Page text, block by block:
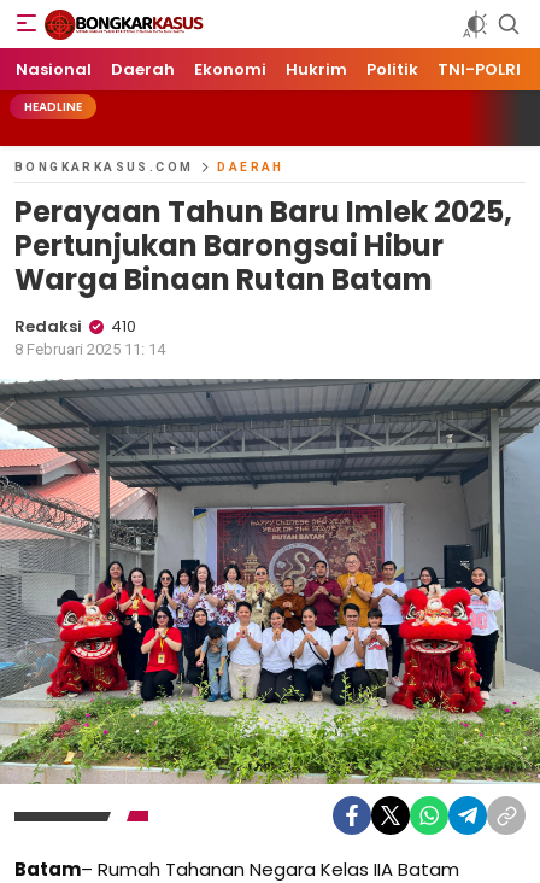
Bongkarkasus.com
Mengungkap Tabir Peristiwa Dengan Data dan Fakta
Nasional Daerah Ekonomi Hukrim Politik TNI-POLRI
HEADLINE
BONGKARKASUS.COM DAERAH
Perayaan Tahun Baru Imlek 2025,
Pertunjukan Barongsai Hibur
Warga Binaan Rutan Batam
Redaksi 410
8 Februari 2025 11: 14
Batam– Rumah Tahanan Negara Kelas IIA Batam